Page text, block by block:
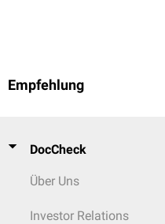
Empfehlung
DocCheck
Über Uns
Investor Relations